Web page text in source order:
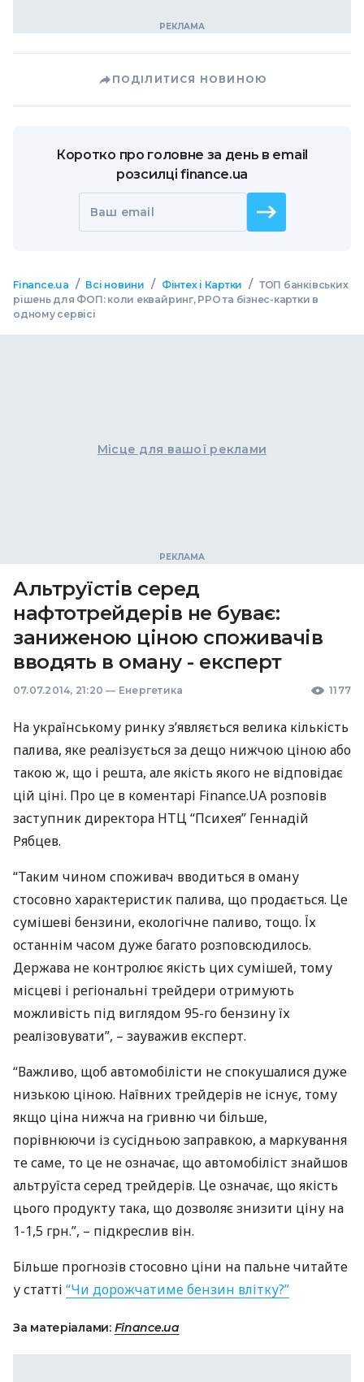
ПОДІЛИТИСЯ НОВИНОЮ
Коротко про головне за день в email
розсилці finance.ua
Ваш email
Finance.ua / Всі новини / Фінтех і Картки / ТОП банківських
рішень для ФОП: коли еквайринг, РРО та бізнес-картки в
одному сервісі
Місце для вашої реклами
Альтруїстів серед
нафтотрейдерів не буває:
заниженою ціною споживачів
вводять в оману - експерт
07.07.2014, 21:20 — Енергетика 1177
На українському ринку з’являється велика кількість
палива, яке реалізується за дещо нижчою ціною або
такою ж, що і решта, але якість якого не відповідає
цій ціні. Про це в коментарі Finance.UA розповів
заступник директора НТЦ“Психея” Геннадій
Рябцев.
“Таким чином споживач вводиться в оману
стосовно характеристик палива, що продається. Це
сумішеві бензини, екологічне паливо, тощо. Їх
останнім часом дуже багато розповсюдилось.
Держава не контролює якість цих сумішей, тому
місцеві і регіональні трейдери отримують
можливість під виглядом 95-го бензину їх
реалізовувати”, – зауважив експерт.
“Важливо, щоб автомобілісти не спокушалися дуже
низькою ціною. Наївних трейдерів не існує, тому
якщо ціна нижча на гривню чи більше,
порівнюючи із сусідньою заправкою, а маркування
те саме, то це не означає, що автомобіліст знайшов
альтруїста серед трейдерів. Це означає, що якість
цього продукту така, що дозволяє знизити ціну на
1-1,5 грн.”, – підкреслив він.
Більше прогнозів стосовно ціни на пальне читайте
у статті “Чи дорожчатиме бензин влітку?”
За матеріалами: Finance.ua